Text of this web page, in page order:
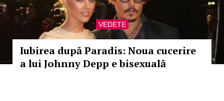
VEDETE
Iubirea după Paradis: Noua cucerire
a lui Johnny Depp e bisexuală